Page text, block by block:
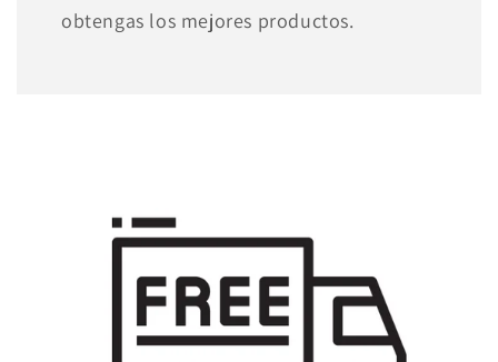
obtengas los mejores productos.